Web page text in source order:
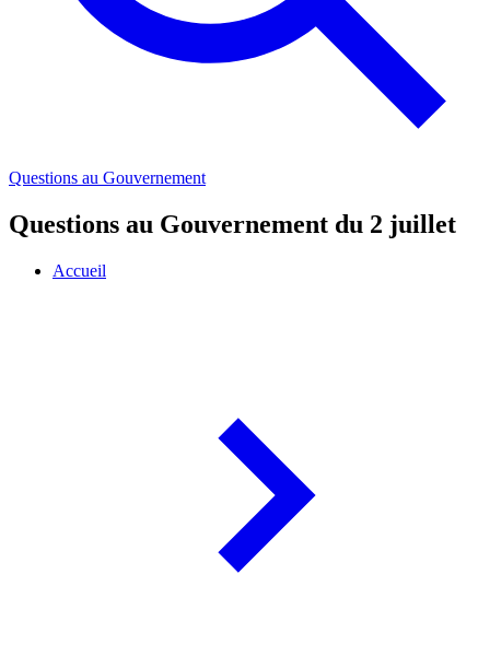
Questions au Gouvernement
Questions au Gouvernement du 2 juillet
Accueil